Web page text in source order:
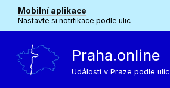
Mobilní aplikace
Nastavte si notifikace podle ulic
Praha.online
Události v Praze podle ulic